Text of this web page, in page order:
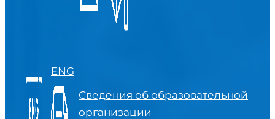
ENG
Сведения об образовательной
организации